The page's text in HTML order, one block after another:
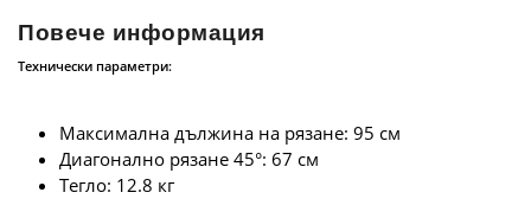
Повече информация
Технически параметри:
Максимална дължина на рязане: 95 см
Диагонално рязане 45°: 67 см
Тегло: 12.8 кг